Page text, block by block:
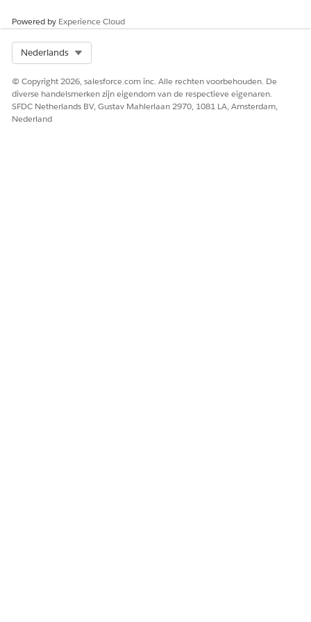
Ja Nee
Powered by Experience Cloud
Nederlands
© Copyright 2026, salesforce.com inc. Alle rechten voorbehouden. De
diverse handelsmerken zijn eigendom van de respectieve eigenaren.
SFDC Netherlands BV, Gustav Mahlerlaan 2970, 1081 LA, Amsterdam,
Nederland